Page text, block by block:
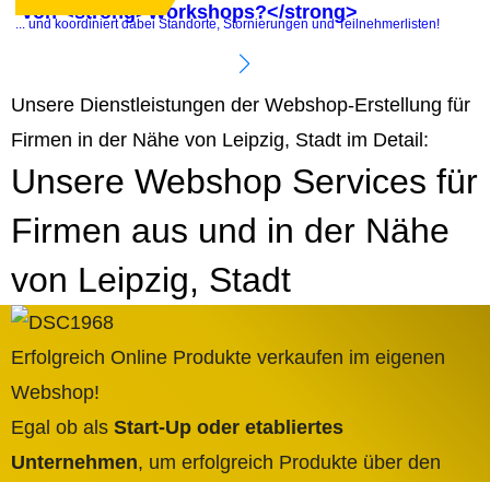
von <strong>Workshops?</strong>
... und koordiniert dabei Standorte, Stornierungen und Teilnehmerlisten!
Unsere Dienstleistungen der Webshop-Erstellung für
Firmen in der Nähe von Leipzig, Stadt im Detail:
Unsere Webshop Services für
Firmen aus und in der Nähe
von Leipzig, Stadt
Erfolgreich Online Produkte verkaufen im eigenen
Webshop!
Egal ob als Start-Up oder etabliertes
Unternehmen, um erfolgreich Produkte über den